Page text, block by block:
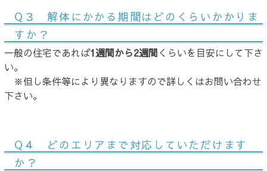
Q３ 解体にかかる期間はどのくらいかかりま
すか？
一般の住宅であれば1週間から2週間くらいを目安にして下さ
い。
※但し条件等により異なりますので詳しくはお問い合わせ
下さい。
Q４ どのエリアまで対応していただけます
か？